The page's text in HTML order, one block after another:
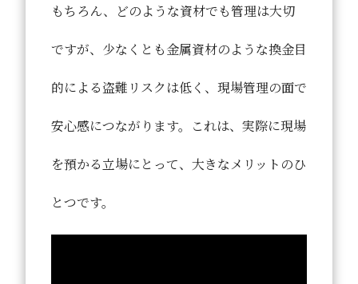
もちろん、どのような資材でも管理は大切
ですが、少なくとも金属資材のような換金目
的による盗難リスクは低く、現場管理の面で
安心感につながります。これは、実際に現場
を預かる立場にとって、大きなメリットのひ
とつです。